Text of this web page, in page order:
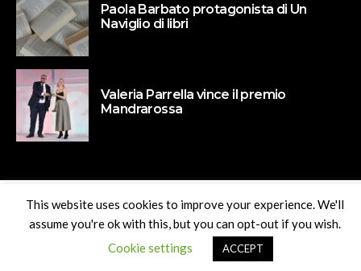
Paola Barbato protagonista di Un
Naviglio di libri
Valeria Parrella vince il premio
Mandrarossa
This website uses cookies to improve your experience. We'll
assume you're ok with this, but you can opt-out if you wish.
Cookie settings
ACCEPT